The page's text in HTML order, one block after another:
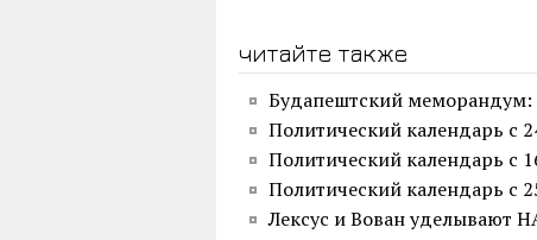
читайте также
Будапештский меморандум:
Политический календарь с
Политический календарь с
Политический календарь с
Лексус и Вован уделывают